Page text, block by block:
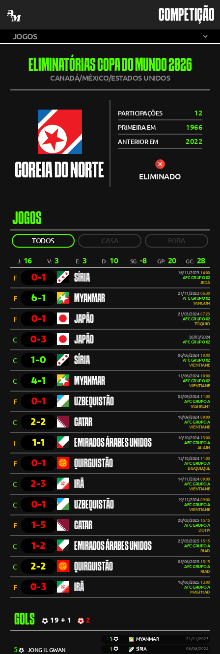
COMPETIÇÃO
ELIMINATÓRIAS COPA DO MUNDO 2026
CANADÁ/MÉXICO/ESTADOS UNIDOS
COREIA DO NORTE
PARTICIPAÇÕES 12
PRIMEIRA EM 1966
ANTERIOR EM 2022
ELIMINADO
JOGOS
TODOS CASA FORA
J: 16 V: 3 E:3 D: 10 SG:-8 GP: 20 GC: 28
F 0-1 SÍRIA 16/11/2023 14:00
AFC GRUPO 02
JEDÁ
F 6-1 MYANMAR 21/11/2023 06:30
AFC GRUPO 02
YANGON
F 0-1 JAPÃO 21/03/2024 07:23
AFC GRUPO 02
TÓQUIO
C 0-3 JAPÃO
26/03/2024
AFC GRUPO 02
C 1-0 SÍRIA 06/06/2024 10:00
AFC GRUPO 02
VIENTIANE
C 4-1 MYANMAR 11/06/2024 10:00
AFC GRUPO 02
VIENTIANE
F 0-1 UZBEQUISTÃO 05/09/2024 11:00
AFC GRUPO A
TASHKENT
C 2-2 CATAR 10/09/2024 09:00
AFC GRUPO A
VIENTIANE
F 1-1 EMIRADOS ÁRABES UNIDOS 10/10/2024 13:00
AFC GRUPO A
AL AIN
F 0-1 QUIRGUISTÃO 15/10/2024 11:00
AFC GRUPO A
BISQUEQUE
C 2-3 IRÃ 14/11/2024 09:00
AFC GRUPO A
VIENTIANE
C 0-1 UZBEQUISTÃO 19/11/2024 09:00
AFC GRUPO A
VIENTIANE
F 1-5 CATAR 20/03/2025 15:15
AFC GRUPO A
DOHA
C 1-2 EMIRADOS ÁRABES UNIDOS 25/03/2025 15:15
AFC GRUPO A
RIAD
C 2-2 QUIRGUISTÃO 05/06/2025 15:15
AFC GRUPO A
RIAD
F 0-3 IRÃ 10/06/2025 13:00
AFC GRUPO A
MASHHAD
GOLS 19 + 1 2
5 JONG IL GWAN
3 MYANMAR 21/11/2023
1 SÍRIA 06/06/2024